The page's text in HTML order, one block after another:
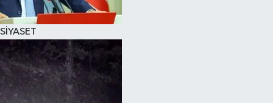
SİYASET